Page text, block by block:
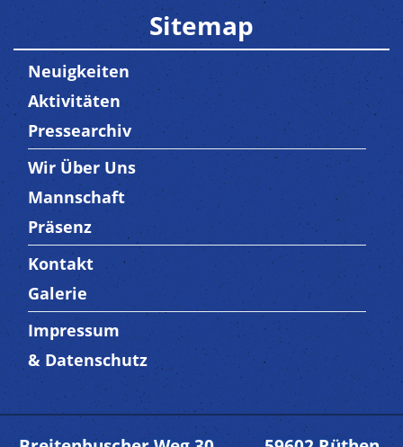
Sitemap
Neuigkeiten
Aktivitäten
Pressearchiv
Trenner3
Wir Über Uns
Mannschaft
Präsenz
Trenner4
Kontakt
Galerie
Trenner 5
Impressum
& Datenschutz